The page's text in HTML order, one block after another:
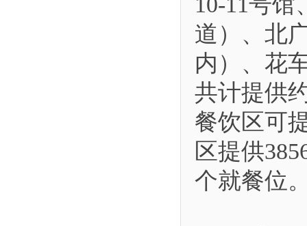
道）、北
内）、花
共计提供
餐饮区可
区提供
个就餐位